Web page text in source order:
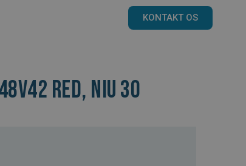
KONTAKT OS
Red, NIU 30